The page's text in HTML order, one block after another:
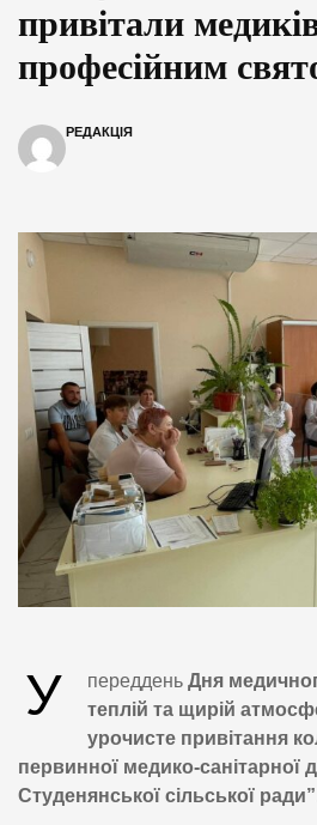
привітали
професійним
РЕДАКЦІЯ
У переддень Дня
теплій та щирій
урочисте привітання
первинної медико-санітарної
Студенянської сільської ради”